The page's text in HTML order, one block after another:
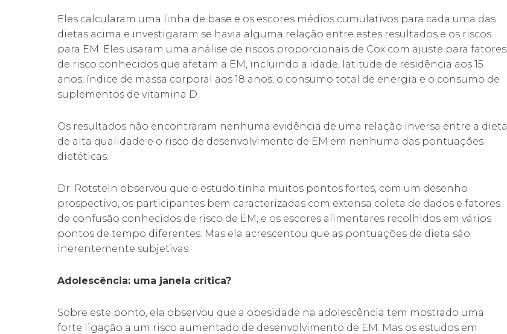
Eles calcularam uma linha de base e os escores médios cumulativos para cada uma das
dietas acima e investigaram se havia alguma relação entre estes resultados e os riscos
para EM. Eles usaram uma análise de riscos proporcionais de Cox com ajuste para fatores
de risco conhecidos que afetam a EM, incluindo a idade, latitude de residência aos 15
anos, índice de massa corporal aos 18 anos, o consumo total de energia e o consumo de
suplementos de vitamina D.
Os resultados não encontraram nenhuma evidência de uma relação inversa entre a dieta
de alta qualidade e o risco de desenvolvimento de EM em nenhuma das pontuações
dietéticas.
Dr. Rotstein observou que o estudo tinha muitos pontos fortes, com um desenho
prospectivo, os participantes bem caracterizadas com extensa coleta de dados e fatores
de confusão conhecidos de risco de EM, e os escores alimentares recolhidos em vários
pontos de tempo diferentes. Mas ela acrescentou que as pontuações de dieta são
inerentemente subjetivas.
Adolescência: uma janela crítica?
Sobre este ponto, ela observou que a obesidade na adolescência tem mostrado uma
forte ligação a um risco aumentado de desenvolvimento de EM. Mas os estudos em